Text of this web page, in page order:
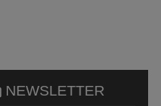
NEWSLETTER